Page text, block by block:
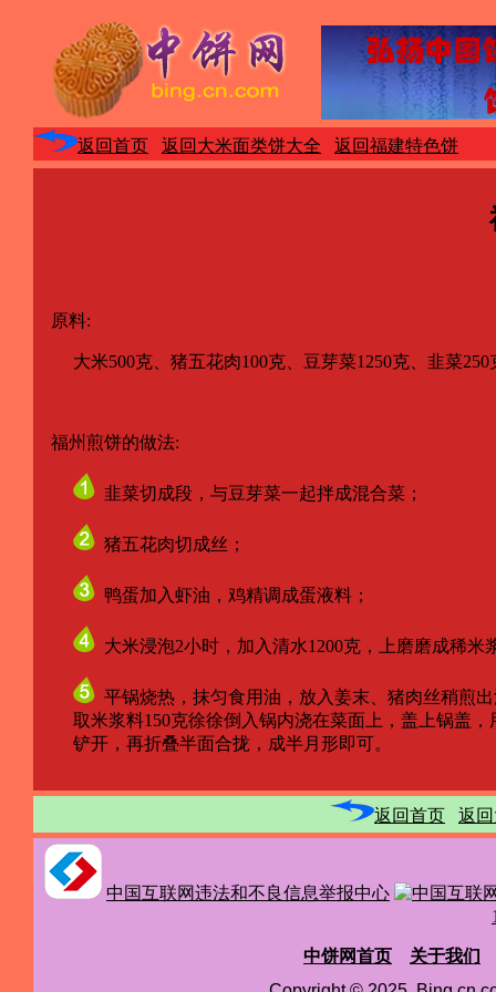
返回首页 返回大米面类饼大全 返回福建特色饼
原料:
大米500克、猪五花肉100克、豆芽菜1250克、韭菜250
福州煎饼的做法:
韭菜切成段，与豆芽菜一起拌成混合菜；
猪五花肉切成丝；
鸭蛋加入虾油，鸡精调成蛋液料；
大米浸泡2小时，加入清水1200克，上磨磨成稀
平锅烧热，抹匀食用油，放入姜末、猪肉丝稍煎
取米浆料150克徐徐倒入锅内浇在菜面上，盖上锅盖，
铲开，再折叠半面合拢，成半月形即可。
返回首页 返
中国互联网违法和不良信息举报中心
中饼网首页
关于我们